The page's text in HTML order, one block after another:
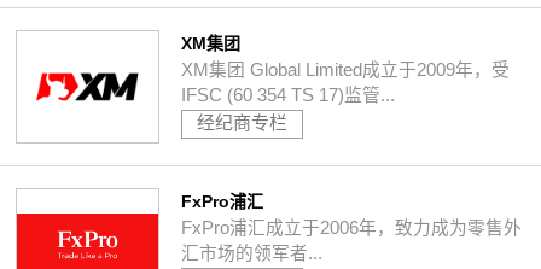
XM集团
XM集团 Global Limited成立于2009年，受
IFSC (60 354 TS 17)监管...
经纪商专栏
FxPro浦汇
FxPro浦汇成立于2006年，致力成为零售外
汇市场的领军者...